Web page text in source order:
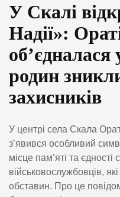
У Скалі
Надії»:
об’єдналася
родин
захисників
У центрі села Скала
з’явився особливий
місце пам’яті та
військовослужбовців,
обставин. Про це